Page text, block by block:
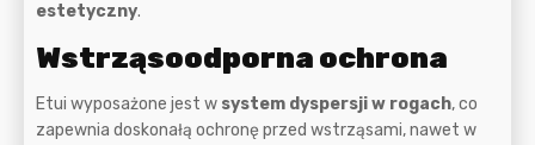
estetyczny.
Wstrząsoodporna ochrona
Etui wyposażone jest w system dyspersji w rogach, co
zapewnia doskonałą ochronę przed wstrząsami, nawet w